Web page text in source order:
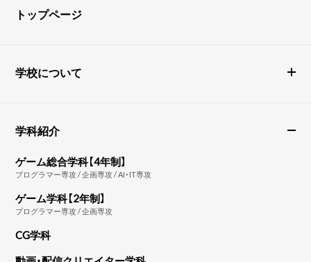
トップページ
学校について
学科紹介
ゲーム総合学科【4年制】
プログラマー専攻 / 企画専攻 / AI・IT専攻
ゲーム学科【2年制】
プログラマー専攻 / 企画専攻
CG学科